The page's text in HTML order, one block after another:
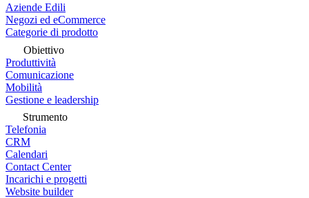
Aziende Edili
Negozi ed eCommerce
Categorie di prodotto
Obiettivo
Produttività
Comunicazione
Mobilità
Gestione e leadership
Strumento
Telefonia
CRM
Calendari
Contact Center
Incarichi e progetti
Website builder